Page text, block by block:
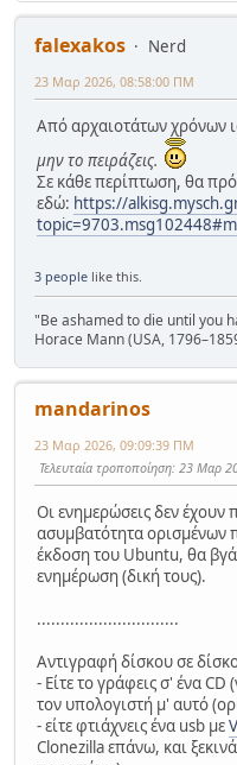
falexakos
Nerd
23 Μαρ 2026, 08:58:00 ΠΜ
Από αρχαιοτάτων χρόνων
μην το πειράζεις.
Σε κάθε περίπτωση, θα
εδώ: https://
3 people like this.
"Be ashamed to die until you
Horace Mann (USA,
mandarinos
23 Μαρ 2026, 09:09:39 ΠΜ
Τελευταία τροποποίηση: 23 Μαρ
Οι ενημερώσεις δεν
ασυμβατότητα ορισμένων
έκδοση του Ubuntu, θα
ενημέρωση (δική τους).
..............................
Αντιγραφή δίσκου σε
- Είτε το γράφεις σ' ένα CD
τον υπολογιστή μ' αυτό
- είτε φτιάχνεις ένα usb με
Clonezilla επάνω, και